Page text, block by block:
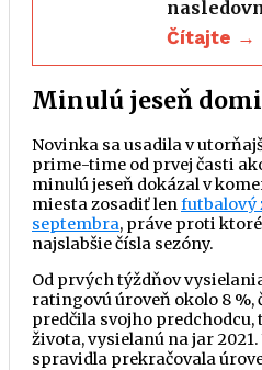
Čítajte →
Minulú jeseň
Novinka sa usadila v
prime-time od prvej časti
minulú jeseň dokázal v
miesta zosadiť lenfutbalový
septembra, práve proti
najslabšie čísla sezóny.
Od prvých týždňov
ratingovú úroveň okolo 8 %,
predčila svojho predchodcu,
života, vysielanú na jar
spravidla prekračovala